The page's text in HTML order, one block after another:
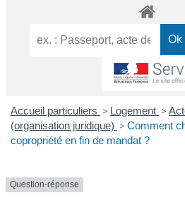
Accueil particuliers > Logement >
(organisation juridique) > Comment
copropriété en fin de mandat ?
Question-réponse